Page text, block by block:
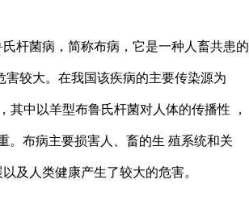
杆菌病，简称布病，它是一种人畜共患的
害较大。在我国该疾病的主要传染源为
其中以羊型布鲁氏杆菌对人体的传播性 ，
。布病主要损害人、畜的生 殖系统和关
及人类健康产生了较大的危害。